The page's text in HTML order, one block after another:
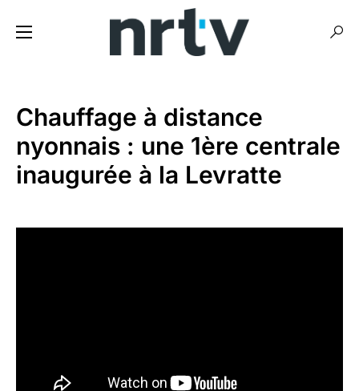
Chauffage à distance
nyonnais : une 1ère centrale
inaugurée à la Levratte